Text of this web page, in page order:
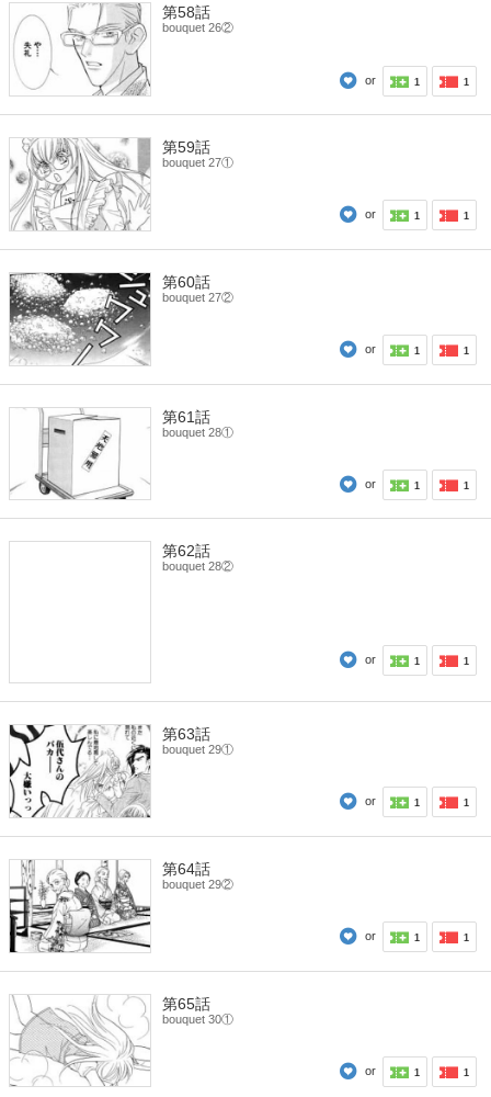
第58話
bouquet 26②
or 1 1
第59話
bouquet 27①
or 1 1
第60話
bouquet 27②
or 1 1
第61話
bouquet 28①
or 1 1
第62話
bouquet 28②
or 1 1
第63話
bouquet 29①
or 1 1
第64話
bouquet 29②
or 1 1
第65話
bouquet 30①
or 1 1